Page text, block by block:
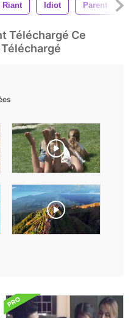
Riant Idiot Parent
Téléchargé Ce